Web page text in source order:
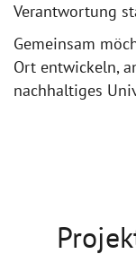
Verantwortung
Gemeinsam
Ort entwickeln,
nachhaltiges